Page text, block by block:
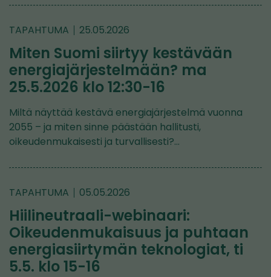
TAPAHTUMA 25.05.2026
Miten Suomi siirtyy kestävään
energiajärjestelmään? ma
25.5.2026 klo 12:30-16
Miltä näyttää kestävä energiajärjestelmä vuonna
2055 – ja miten sinne päästään hallitusti,
oikeudenmukaisesti ja turvallisesti?…
TAPAHTUMA 05.05.2026
Hiilineutraali-webinaari:
Oikeudenmukaisuus ja puhtaan
energiasiirtymän teknologiat, ti
5.5. klo 15-16